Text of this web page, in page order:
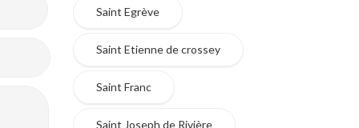
Saint Egrève
Saint Etienne de crossey
Saint Franc
Saint Joseph de Rivière